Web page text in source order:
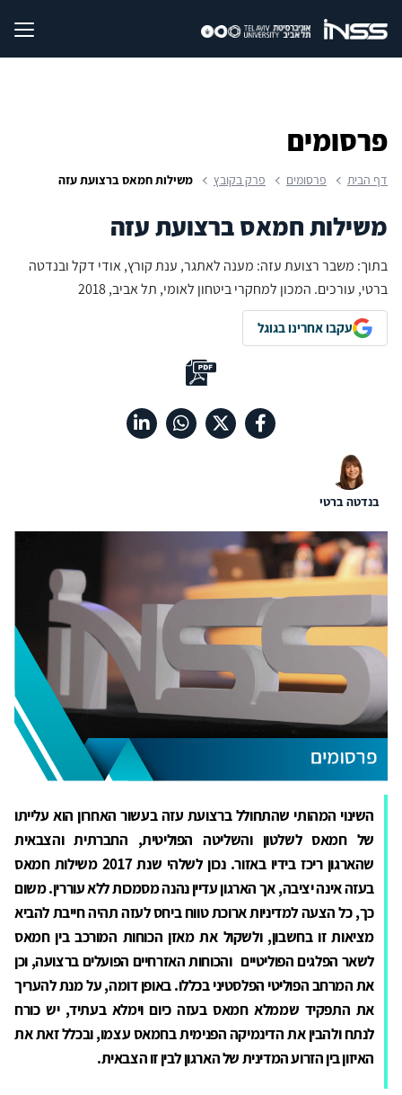
פרסומים
דף הבית פרסומים פרק בקובץ משילות חמאס ברצועת עזה
משילות חמאס ברצועת עזה
בתוך: משבר רצועת עזה: מענה לאתגר, ענת קורץ, אודי דקל ובנדטה
ברטי, עורכים. המכון למחקרי ביטחון לאומי, תל אביב, 2018
עקבו אחרינו בגוגל
בנדטה ברטי
השינוי המהותי שהתחולל ברצועת עזה בעשור האחרון הוא עלייתו
של חמאס לשלטון והשליטה הפוליטית, החברתית והצבאית
שהארגון ריכז בידיו באזור. נכון לשלהי שנת 2017 משילות חמאס
בעזה אינה יציבה, אך הארגון עדיין נהנה מסמכות ללא עוררין. משום
כך, כל הצעה למדיניות ארוכת טווח ביחס לעזה תהיה חייבת להביא
מציאות זו בחשבון, ולשקול את מאזן הכוחות המורכב בין חמאס
לשאר הפלגים הפוליטיים והכוחות האזרחיים הפועלים ברצועה, וכן
את המרחב הפוליטי הפלסטיני בכללו. באופן דומה, על מנת להעריך
את התפקיד שממלא חמאס בעזה כיום וימלא בעתיד, יש כורח
לנתח ולהבין את הדינמיקה הפנימית בחמאס עצמו, ובכלל זאת את
האיזון בין הזרוע המדינית של הארגון לבין זו הצבאית.